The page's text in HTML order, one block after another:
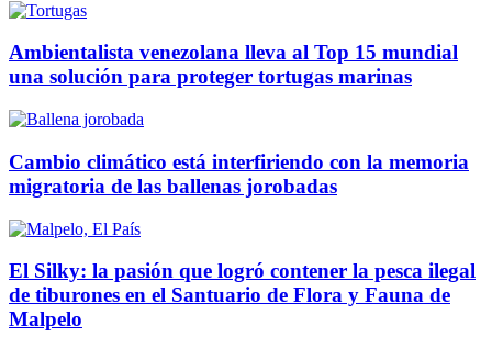
Ambientalista venezolana lleva al Top 15 mundial
una solución para proteger tortugas marinas
Cambio climático está interfiriendo con la memoria
migratoria de las ballenas jorobadas
El Silky: la pasión que logró contener la pesca ilegal
de tiburones en el Santuario de Flora y Fauna de
Malpelo